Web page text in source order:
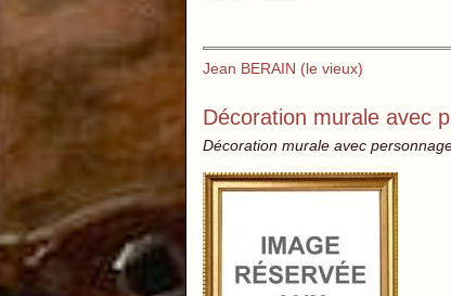
Jean BERAIN (le vieux)
Décoration murale avec
Décoration murale avec